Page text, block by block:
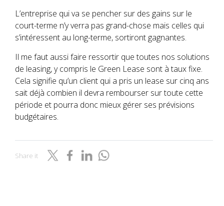
L’entreprise qui va se pencher sur des gains sur le
court-terme n’y verra pas grand-chose mais celles qui
s’intéressent au long-terme, sortiront gagnantes.
Il me faut aussi faire ressortir que toutes nos solutions
de leasing, y compris le Green Lease sont à taux fixe.
Cela signifie qu’un client qui a pris un lease sur cinq ans
sait déjà combien il devra rembourser sur toute cette
période et pourra donc mieux gérer ses prévisions
budgétaires.
Share it